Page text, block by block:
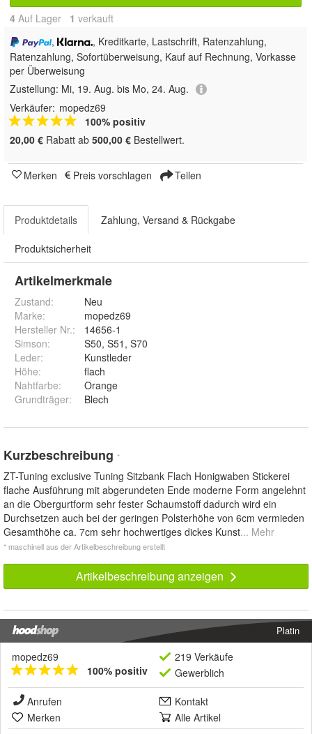
4 Auf Lager 1 verkauft
,
, Kreditkarte, Lastschrift, Ratenzahlung,
Ratenzahlung, Sofortüberweisung, Kauf auf Rechnung, Vorkasse
per Überweisung
Zustellung: Mi, 19. Aug. bis Mo, 24. Aug.
Verkäufer: mopedz69
100% positiv
20,00 € Rabatt ab 500,00 € Bestellwert.
Merken Preis vorschlagen Teilen
Produktdetails Zahlung, Versand & Rückgabe
Produktsicherheit
Artikelmerkmale
Zustand:
Neu
Marke:
mopedz69
Hersteller Nr.:
14656-1
Simson:
S50, S51, S70
Leder:
Kunstleder
Höhe:
flach
Nahtfarbe:
Orange
Grundträger: Blech
Kurzbeschreibung *
ZT-Tuning exclusive Tuning Sitzbank Flach Honigwaben Stickerei
flache Ausführung mit abgerundeten Ende moderne Form angelehnt
an die Obergurtform sehr fester Schaumstoff dadurch wird ein
Durchsetzen auch bei der geringen Polsterhöhe von 6cm vermieden
Gesamthöhe ca. 7cm sehr hochwertiges dickes Kunst... Mehr
* maschinell aus der Artikelbeschreibung erstellt
Artikelbeschreibung anzeigen
Platin
mopedz69
100% positiv
219 Verkäufe
Gewerblich
Anrufen
Kontakt
Merken
Alle Artikel